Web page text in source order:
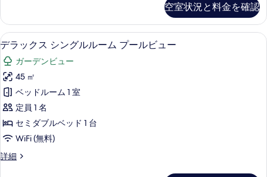
ム
プ
ー
ル
ビ
ュ
ー
の
す
べ
ス
ダ
ブ
ル
ー
ム
プ
ー
ル
ビ
ュ
の
空室状況と料金を確認
デ
ラ
ッ
ク
ス
シ
ン
グ
ル
デラックス シングルルーム プール
16
デラックス シングルルーム プールビュー
ガーデンビュー
45 ㎡
ベッドルーム 1 室
定員 1 名
セミダブルベッド 1 台
WiFi (無料)
詳細
デ